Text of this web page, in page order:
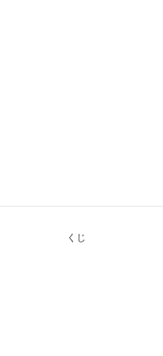
くじ